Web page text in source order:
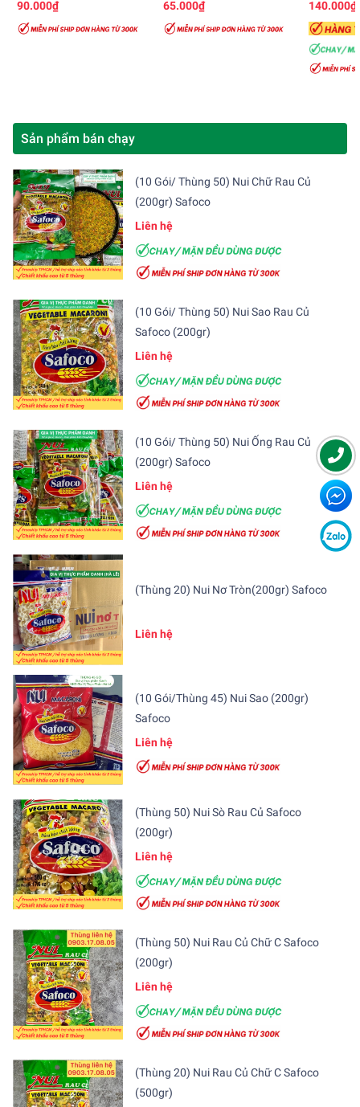
90.000₫ 65.000₫ 140.000₫
Sản phẩm bán chạy
(10 Gói/ Thùng 50) Nui Chữ Rau Củ
(200gr) Safoco
Liên hệ
(10 Gói/ Thùng 50) Nui Sao Rau Củ
Safoco (200gr)
Liên hệ
(10 Gói/ Thùng 50) Nui Ống Rau Củ
(200gr) Safoco
Liên hệ
(Thùng 20) Nui Nơ Tròn(200gr) Safoco
Liên hệ
(10 Gói/Thùng 45) Nui Sao (200gr)
Safoco
Liên hệ
(Thùng 50) Nui Sò Rau Củ Safoco
(200gr)
Liên hệ
(Thùng 50) Nui Rau Củ Chữ C Safoco
(200gr)
Liên hệ
(Thùng 20) Nui Rau Củ Chữ C Safoco
(500gr)